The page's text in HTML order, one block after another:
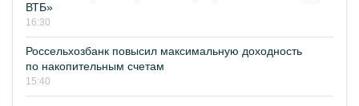
ВТБ»
16:30
Россельхозбанк повысил максимальную доходность
по накопительным счетам
15:40